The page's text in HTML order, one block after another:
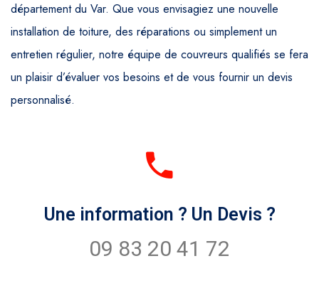
département du Var. Que vous envisagiez une nouvelle
installation de toiture, des réparations ou simplement un
entretien régulier, notre équipe de couvreurs qualifiés se fera
un plaisir d’évaluer vos besoins et de vous fournir un devis
personnalisé.
Une information ? Un Devis ?
09 83 20 41 72